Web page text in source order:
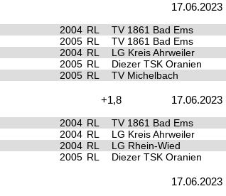
17.06.2023
2004 RL TV 1861 Bad Ems
2005 RL TV 1861 Bad Ems
2004 RL LG Kreis Ahrweiler
2005 RL Diezer TSK Oranien
2005 RL TV Michelbach
+1,8 17.06.2023
2004 RL TV 1861 Bad Ems
2004 RL LG Kreis Ahrweiler
2004 RL LG Rhein-Wied
2005 RL Diezer TSK Oranien
17.06.2023